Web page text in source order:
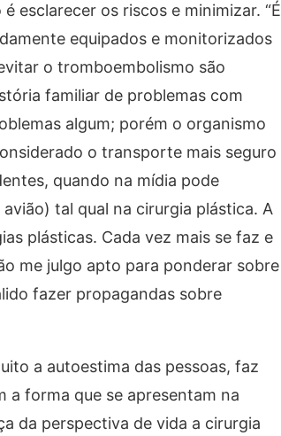
esclarecer os riscos e minimizar. “É
equipados e monitorizados
o tromboembolismo são
familiar de problemas com
algum; porém o organismo
o transporte mais seguro
quando na mídia pode
tal qual na cirurgia plástica. A
plásticas. Cada vez mais se faz e
me julgo apto para ponderar sobre
fazer propagandas sobre
a autoestima das pessoas, faz
a forma que se apresentam na
da perspectiva de vida a cirurgia